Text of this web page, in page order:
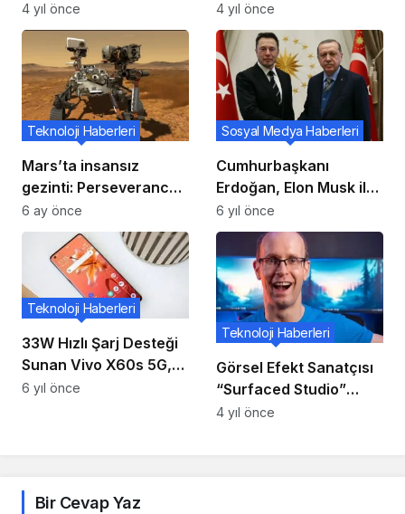
4 yıl önce
Kamerayla Geliyor
4 yıl önce
Mars’ta insansız
gezinti: Perseverance
iki günde 456 metre
Teknoloji Haberleri
6 ay önce
Cumhurbaşkanı
Erdoğan, Elon Musk ile
Görüştü!
Sosyal Medya Haberleri
6 yıl önce
33W Hızlı Şarj Desteği
Sunan Vivo X60s 5G,
Danimarka’da
Teknoloji Haberleri
6 yıl önce
Görsel Efekt Sanatçısı
“Surfaced Studio”
NVIDIA Studio’da
Teknoloji Haberleri
4 yıl önce
Bir Cevap Yaz